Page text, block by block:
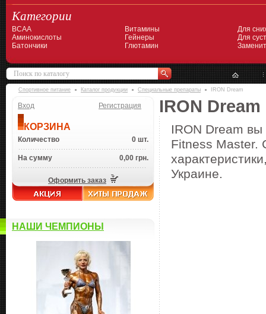
Категории
BCAA
Аминокислоты
Батончики
Витамины
Гейнеры
Глютамин
Для
Для
Спортивное питание Каталог продукции Специальные препараты IRON Dream
Вход Регистрация
КОРЗИНА
Количество 0 шт.
На сумму 0,00 грн.
Оформить заказ
НАШИ ЧЕМПИОНЫ
IRON Dream
IRON Dream вы
Fitness Master.
Украине.